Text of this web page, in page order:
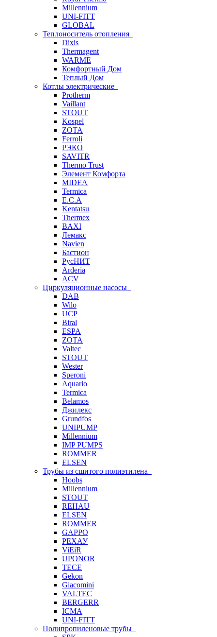
Millennium
UNI-FITT
GLOBAL
Теплоноситель отопления
Dixis
Thermagent
WARME
Комфортный Дом
Теплый Дом
Котлы электрические
Protherm
Vaillant
STOUT
Kospel
ZOTA
Ferroli
РЭКО
SAVITR
Thermo Trust
Элемент Комфорта
MIDEA
Termica
E.C.A
Kentatsu
Thermex
BAXI
Лемакс
Navien
Бастион
РусНИТ
Arderia
ACV
Циркуляционные насосы
DAB
Wilo
UCP
Biral
ESPA
ZOTA
Valtec
STOUT
Wester
Speroni
Aquario
Termica
Belamos
Джилекс
Grundfos
UNIPUMP
Millennium
IMP PUMPS
ROMMER
ELSEN
Трубы из сшитого полиэтилена
Hoobs
Millennium
STOUT
REHAU
ELSEN
ROMMER
GAPPO
РЕХАУ
ViEiR
UPONOR
TECE
Gekon
Giacomini
VALTEC
BERGERR
ICMA
UNI-FITT
Полипропиленовые трубы